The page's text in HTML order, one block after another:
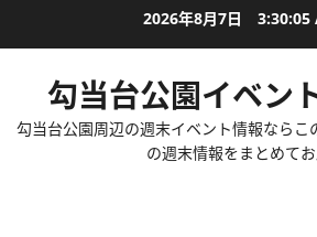
2026年8月7日 3:30:06
勾当台公園イベン
勾当台公園周辺の週末イベント情報ならこ
の週末情報をまとめて